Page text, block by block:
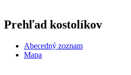
Prehľad kostolíkov
Abecedný zoznam
Mapa